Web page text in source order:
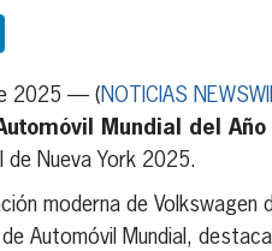
2025 — (NOTICIAS
Mundial del
de Nueva York 2025.
moderna de
Automóvil Mundial,